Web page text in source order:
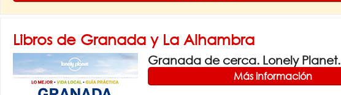
Libros de Granada y La Alhambra
Granada de cerca. Lonely Planet.
Más información